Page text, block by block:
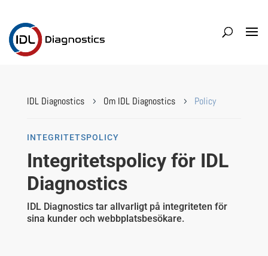
IDL Diagnostics 5 Om IDL Diagnostics 5 Policy
INTEGRITETSPOLICY
Integritetspolicy för IDL
Diagnostics
IDL Diagnostics tar allvarligt på integriteten för
sina kunder och webbplatsbesökare.